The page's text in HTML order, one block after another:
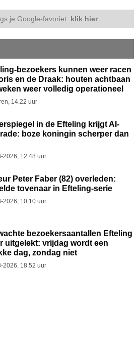
je Google-favoriet: klik hier
bezoekers kunnen weer racen
en de Draak: houten achtbaan
weer volledig operationeel
14.22 uur
in de Efteling krijgt AI-
boze koningin scherper dan
2026, 12.48 uur
Peter Faber (82) overleden:
tovenaar in Efteling-serie
2026, 10.10 uur
bezoekersaantallen Efteling
uitgelekt: vrijdag wordt een
dag, zondag niet
2026, 18.52 uur